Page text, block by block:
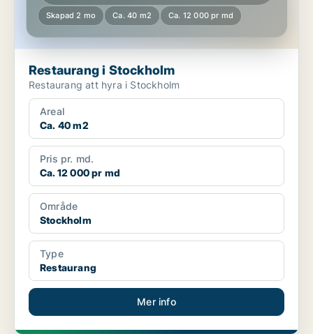
Skapad 2 mo Ca. 40 m2 Ca. 12 000 pr md
Restaurang i Stockholm
Restaurang att hyra i Stockholm
Areal
Ca. 40 m2
Pris pr. md.
Ca. 12 000 pr md
Område
Stockholm
Type
Restaurang
Mer info